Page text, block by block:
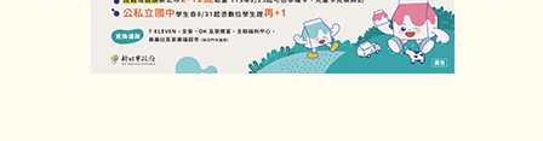
公告訊息